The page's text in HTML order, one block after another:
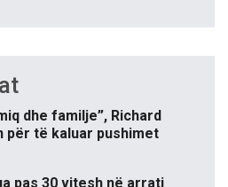
dhe familje”, Richard
për të kaluar pushimet
pas 30 vitesh në arrati